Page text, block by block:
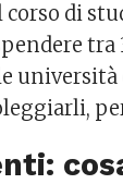
di
tra